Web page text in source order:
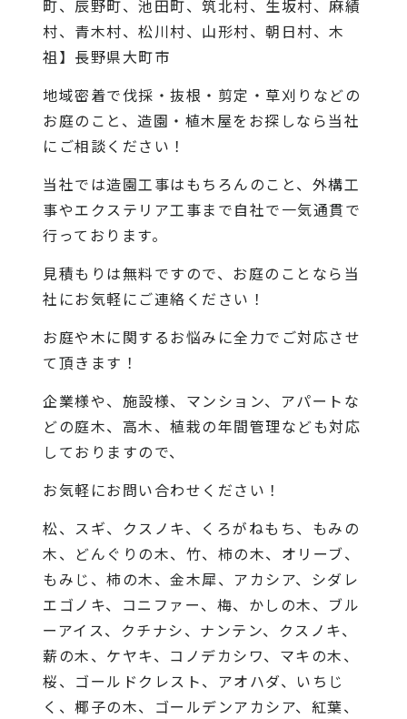
町、辰野町、池田町、筑北村、生坂村、麻績
村、青木村、松川村、山形村、朝日村、木
祖】長野県大町市
地域密着で伐採・抜根・剪定・草刈りなどの
お庭のこと、造園・植木屋をお探しなら当社
にご相談ください！
当社では造園工事はもちろんのこと、外構工
事やエクステリア工事まで自社で一気通貫で
行っております。
見積もりは無料ですので、お庭のことなら当
社にお気軽にご連絡ください！
お庭や木に関するお悩みに全力でご対応させ
て頂きます！
企業様や、施設様、マンション、アパートな
どの庭木、高木、植栽の年間管理なども対応
しておりますので、
お気軽にお問い合わせください！
松、スギ、クスノキ、くろがねもち、もみの
木、どんぐりの木、竹、柿の木、オリーブ、
もみじ、柿の木、金木犀、アカシア、シダレ
エゴノキ、コニファー、梅、かしの木、ブル
ーアイス、クチナシ、ナンテン、クスノキ、
薪の木、ケヤキ、コノデカシワ、マキの木、
桜、ゴールドクレスト、アオハダ、いちじ
く、椰子の木、ゴールデンアカシア、紅葉、